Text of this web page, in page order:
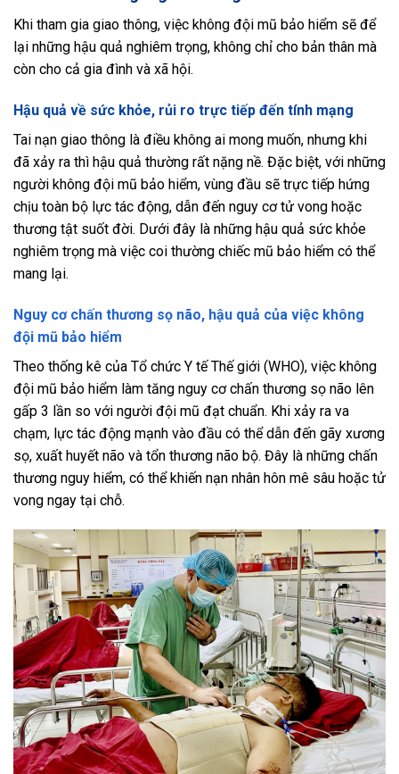
Khi tham gia giao thông, việc không đội mũ bảo hiểm sẽ để
lại những hậu quả nghiêm trọng, không chỉ cho bản thân mà
còn cho cả gia đình và xã hội.
Hậu quả về sức khỏe, rủi ro trực tiếp đến tính mạng
Tai nạn giao thông là điều không ai mong muốn, nhưng khi
đã xảy ra thì hậu quả thường rất nặng nề. Đặc biệt, với những
người không đội mũ bảo hiểm, vùng đầu sẽ trực tiếp hứng
chịu toàn bộ lực tác động, dẫn đến nguy cơ tử vong hoặc
thương tật suốt đời. Dưới đây là những hậu quả sức khỏe
nghiêm trọng mà việc coi thường chiếc mũ bảo hiểm có thể
mang lại.
Nguy cơ chấn thương sọ não, hậu quả của việc không
đội mũ bảo hiểm
Theo thống kê của Tổ chức Y tế Thế giới (WHO), việc không
đội mũ bảo hiểm làm tăng nguy cơ chấn thương sọ não lên
gấp 3 lần so với người đội mũ đạt chuẩn. Khi xảy ra va
chạm, lực tác động mạnh vào đầu có thể dẫn đến gãy xương
sọ, xuất huyết não và tổn thương não bộ. Đây là những chấn
thương nguy hiểm, có thể khiến nạn nhân hôn mê sâu hoặc tử
vong ngay tại chỗ.